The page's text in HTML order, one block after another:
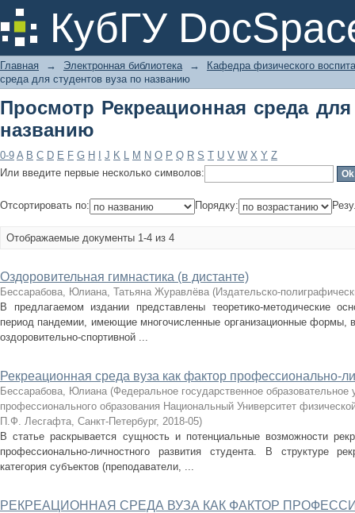
КубГУ
Просмотр Рекреационная среда
Главная → Электронная библиотека →
Кафедра физического
среда для студентов вуза по названию
Просмотр Рекреационная среда
названию
0-9 A B C D E F G H J K L M N O P Q R S T U V W X Y Z
Или введите первые несколько символов:
Отсортировать по: Порядку:
Отображаемые документы 1-4 из 4
Оздоровительная гимнастика (в дистанте)
Бессарабова, Юлиана, Татьяна Журавлёва (Издательско-
В предлагаемом издании представлены теоретико-методические
период пандемии, имеющие многочисленные организационные формы,
оздоровительно-спортивной ...
Рекреационная среда вуза как фактор профессионально-
Бессарабова, Юлиана (Федеральное государственное
профессионального образования Национальный Университет
П.Ф. Лесгафта, Санкт-Петербург, 2018-05)
В статье раскрывается сущность и потенциальные возможности
профессионально-личностного развития студента. В структуре
категория субъектов (преподаватели, ...
РЕКРЕАЦИОННАЯ СРЕДА ВУЗА КАК ФАКТОР